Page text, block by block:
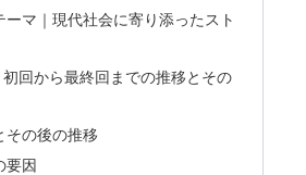
ーマ｜現代社会に寄り添ったスト
回から最終回までの推移とその
その後の推移
要因